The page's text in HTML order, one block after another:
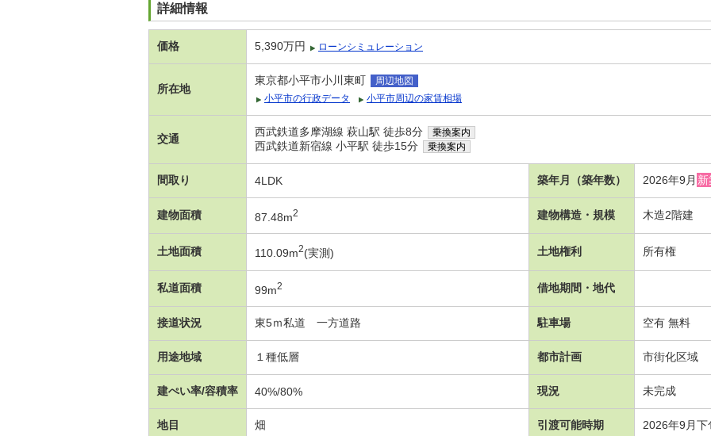
詳細情報
価格 5,390万円 ローンシミュレーション
所在地
東京都小平市小川東町
周辺地図
小平市の行政データ
小平市周辺の家賃相場
交通
西武鉄道多摩湖線 萩山駅 徒歩8分 乗換案内
西武鉄道新宿線 小平駅 徒歩15分 乗換案内
間取り 4LDK 築年月（築年数） 2026年9月
建物面積 87.48m2 建物構造・規模 木造2階建
土地面積 110.09m2(実測) 土地権利 所有権
私道面積 99m2 借地期間・地代
接道状況 東5ｍ私道 一方道路 駐車場 空有 無料
用途地域 １種低層 都市計画 市街化区域
建ぺい率/容積率 40%/80% 現況 未完成
地目 畑 引渡可能時期 2026年9月下